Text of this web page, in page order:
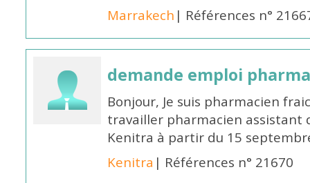
Marrakech | Références n°
demande emploi
Bonjour, Je suis pharmacien
travailler pharmacien assistant
Kenitra à partir du 15
Kenitra | Références n° 21670